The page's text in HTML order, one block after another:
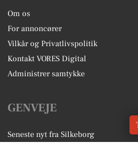
Om os
For annoncører
Vilkår og Privatlivspolitik
Kontakt VORES Digital
Administrer samtykke
GENVEJE
Seneste nyt fra Silkeborg